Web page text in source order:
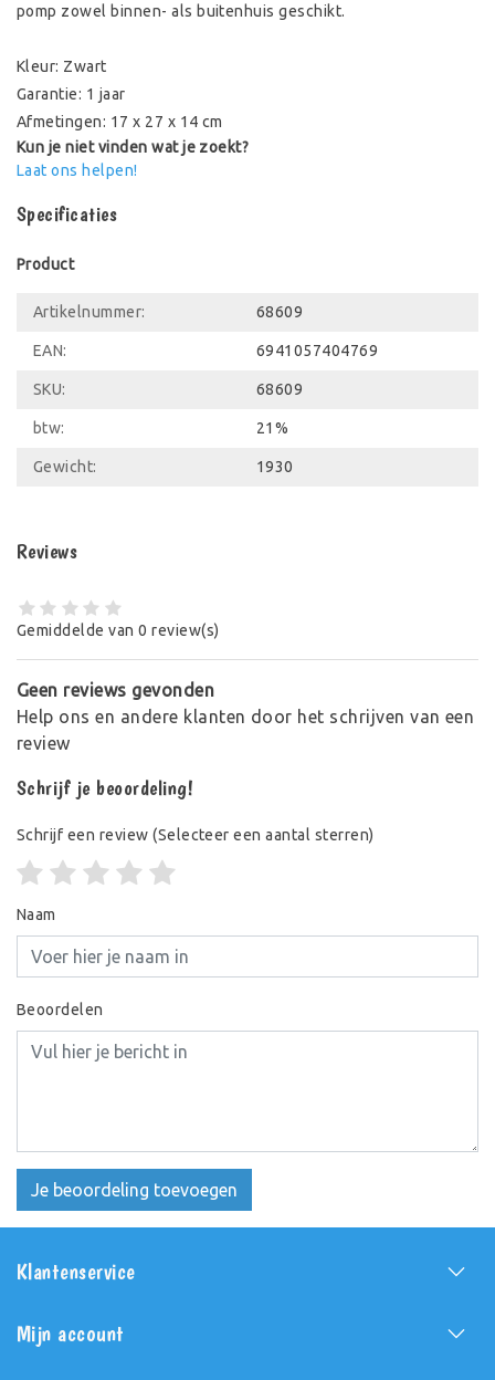
pomp zowel binnen- als buitenhuis geschikt.
Kleur: Zwart
Garantie: 1 jaar
Afmetingen: 17 x 27 x 14 cm
Kun je niet vinden wat je zoekt?
Laat ons helpen!
Specificaties
Product
Artikelnummer: 68609
EAN: 6941057404769
SKU: 68609
btw: 21%
Gewicht: 1930
Reviews
Gemiddelde van 0 review(s)
Geen reviews gevonden
Help ons en andere klanten door het schrijven van een
review
Schrijf je beoordeling!
Schrijf een review (Selecteer een aantal sterren)
Naam
Beoordelen
Je beoordeling toevoegen
Klantenservice
Mijn account